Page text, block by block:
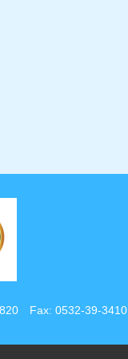
Fax: 0532-39-3410